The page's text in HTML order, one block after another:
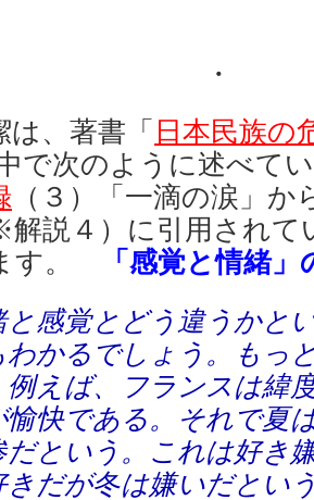
・
、著書「 日本民族
で次のように述べて
（３）「一滴の涙」か
説４）に引用されて
。
「感覚と情緒」
と感覚とどう違うかと
わかるでしょう。もっ
例えば、フランスは緯
愉快である。それで夏
だという。これは好き
きだが冬は嫌いだとい